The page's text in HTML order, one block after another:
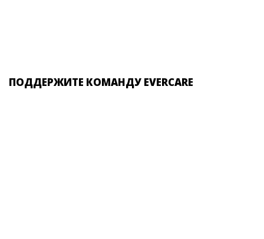
ПОДДЕРЖИТЕ КОМАНДУ EVERCARE